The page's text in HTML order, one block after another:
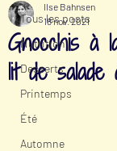
Tous les posts
Nutrition
Desserts
Printemps
Été
Automne
Gnocchis à
lit de salade
Ilse Bahnsen
18 nov. 2021